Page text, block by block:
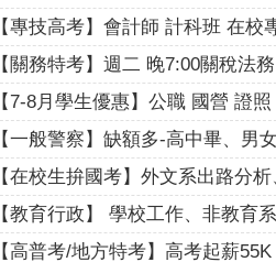
【專技高考】會計師 計科班 在校
【關務特考】週二 晚7:00關稅法
【7-8月學生優惠】公職 國營 證
【一般警察】缺額多-高中畢、男
【在校生拚國考】外文系出路分
【教育行政】 學校工作、非教育
【高普考/地方特考】高考起薪